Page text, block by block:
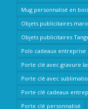
Mug personnalisé en bois
Objets publicitaires
Objets publicitaires
Polo cadeaux entreprise
Porte clé avec gravure
Porte clé avec
Porte clé cadeaux
Porte clé personnalisé